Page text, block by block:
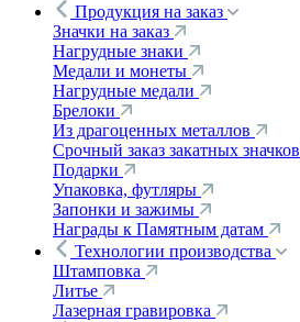
Продукция на заказ
Значки на заказ
Нагрудные знаки
Медали и монеты
Нагрудные медали
Брелоки
Из драгоценных металлов
Срочный заказ закатных значков
Подарки
Упаковка, футляры
Запонки и зажимы
Награды к Памятным датам
Технологии производства
Штамповка
Литье
Лазерная гравировка